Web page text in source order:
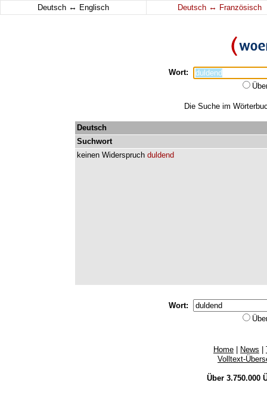
Deutsch ↔ Englisch Deutsch ↔ Französisch
Wort:
Die Suche im
Deutsch
Suchwort
keinen Widerspruch duldend
Wort:
Home News
Volltext-
Über 3.750.000